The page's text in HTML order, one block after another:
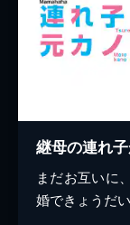
継母の連れ
まだお互いに
婚できょうだ